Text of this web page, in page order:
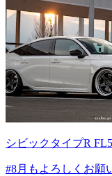
シビックタイプR FL5
#8月もよろしくお願